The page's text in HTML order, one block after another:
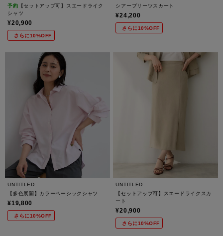
予約 【セットアップ可】スエードライク
シャツ
¥20,900
さらに10%OFF
シアープリーツスカート
¥24,200
さらに10%OFF
UNTITLED
【多色展開】カラーベーシックシャツ
¥19,800
さらに10%OFF
UNTITLED
【セットアップ可】スエードライクスカ
ート
¥20,900
さらに10%OFF